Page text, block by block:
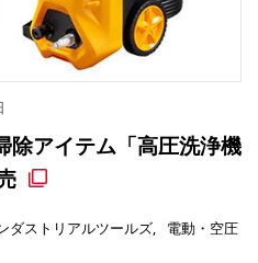
除アイテム「高圧洗浄機
ダストリアルツールズ
電動・空圧